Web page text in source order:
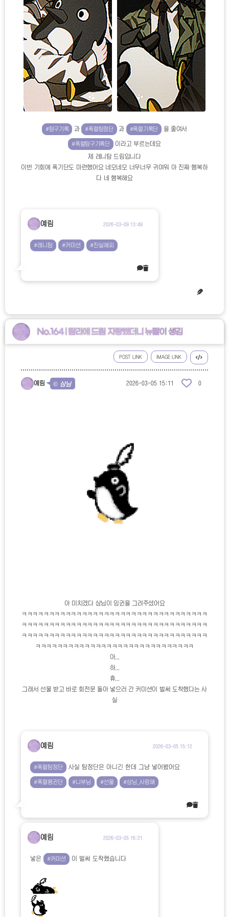
#탐구기록 과 #폭렬탐정단 과 #폭렬기록단 을 줄여서
#폭렬탐구기록단 이라고 부르는데요
제 레니탐 드림입니다
이번 기회에 폭기단도 마련했어요 네모네모 너무너무 귀여워 아 진짜 행복하
다 네 행복해요
예림 2026-03-09 13:49
#레니탐 #커미션 #진실해피
No.164 | 탐라에 드림 자랑했더니 뉴짤이 생김
POST LINK IMAGE LINK
예림 © 삼님 2026-03-05 15:11 0
아 미치겠다 삼님이 잉귄을 그려주셨어요
ㅋㅋㅋㅋㅋㅋㅋㅋㅋㅋㅋㅋㅋㅋㅋㅋㅋㅋㅋㅋㅋㅋㅋㅋㅋㅋㅋㅋㅋㅋㅋㅋㅋㅋ
ㅋㅋㅋㅋㅋㅋㅋㅋㅋㅋㅋㅋㅋㅋㅋㅋㅋㅋㅋㅋㅋㅋㅋㅋㅋㅋㅋㅋㅋㅋㅋㅋㅋㅋ
ㅋㅋㅋㅋㅋㅋㅋㅋㅋㅋㅋㅋㅋㅋㅋㅋㅋㅋㅋㅋㅋㅋㅋㅋㅋㅋㅋㅋㅋㅋㅋㅋㅋㅋ
ㅋㅋㅋㅋㅋㅋㅋㅋㅋㅋㅋㅋㅋㅋㅋㅋㅋㅋㅋㅋㅋㅋㅋㅋㅋㅋㅋㅋㅋ
아...
하...
휴...
그래서 선물 받고 바로 회전문 돌아 넣으러 간 커미션이 벌써 도착했다는 사
실
예림 2026-03-05 15:12
#폭렬탐정단 사실 탐정단은 아니긴 한데 그냥 넣어봤어요
#폭렬펭귄단 #니부님 #선물 #삼님_사랑해
예림 2026-03-05 16:21
넣은 #커미션 이 벌써 도착했습니다